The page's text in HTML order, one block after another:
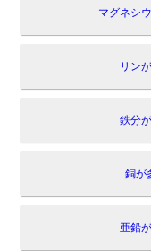
マグネシ
リン
鉄分
銅が
亜鉛